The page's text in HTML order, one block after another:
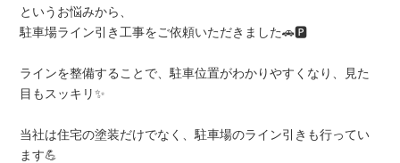
というお悩みから、
駐車場ライン引き工事をご依頼いただきました🚗🅿
ラインを整備することで、駐車位置がわかりやすくなり、見た
目もスッキリ✨
当社は住宅の塗装だけでなく、駐車場のライン引きも行ってい
ます💪